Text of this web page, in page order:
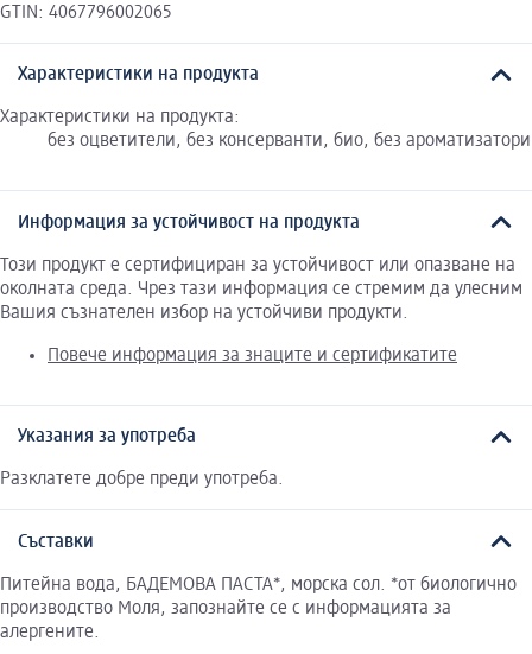
GTIN: 4067796002065
Характеристики на продукта
Характеристики на продукта:
без оцветители, без консерванти, био, без ароматизатори
Информация за устойчивост на продукта
Този продукт е сертифициран за устойчивост или опазване на
околната среда. Чрез тази информация се стремим да улесним
Вашия съзнателен избор на устойчиви продукти.
Повече информация за знаците и сертификатите
Указания за употреба
Разклатете добре преди употреба.
Съставки
Питейна вода, БАДЕМОВА ПАСТА*, морска сол. *от биологично
производство Моля, запознайте се с информацията за
алергените.